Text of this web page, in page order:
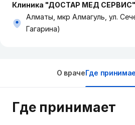
Клиника "ДОСТАР МЕД СЕРВИС"
Алматы, мкр Алмагуль, ул.
Гагарина)
О врачеГде
Где принимает